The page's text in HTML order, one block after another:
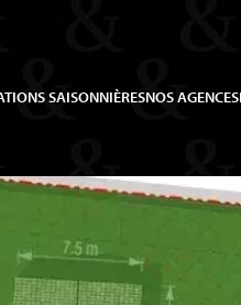
SAISONNIÈRESNOS AGENCES